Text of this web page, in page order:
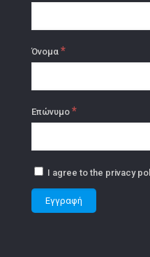
Όνομα *
Επώνυμο *
I agree to the privacy